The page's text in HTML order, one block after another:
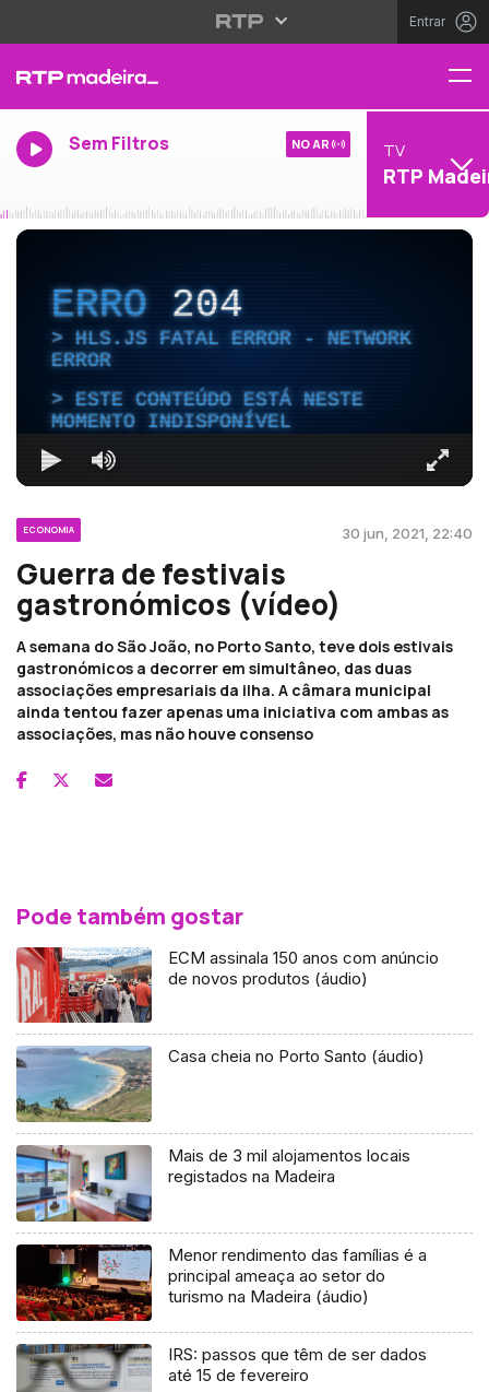
Entrar
Sem Filtros NO AR TV
RTP
ERRO204
HLS.JS FATAL ERROR - NETWORK
ERROR
ESTE CONTEÚDO ESTÁ NESTE
MOMENTO INDISPONÍVEL
ECONOMIA 30 jun, 2021, 22:40
Guerra de festivais
gastronómicos (vídeo)
A semana do São João, no Porto Santo, teve dois estivais
gastronómicos a decorrer em simultâneo, das duas
associações empresariais da ilha. A câmara municipal
ainda tentou fazer apenas uma iniciativa com ambas as
associações, mas não houve consenso
Pode também gostar
ECM assinala 150 anos com anúncio
de novos produtos (áudio)
Casa cheia no Porto Santo (áudio)
Mais de 3 mil alojamentos locais
registados na Madeira
Menor rendimento das famílias é a
principal ameaça ao setor do
turismo na Madeira (áudio)
IRS: passos que têm de ser dados
até 15 de fevereiro